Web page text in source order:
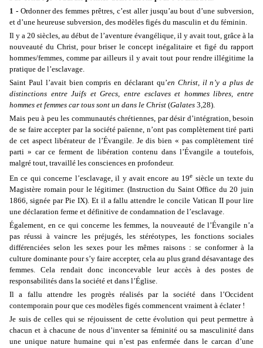
1 - Ordonner des femmes prêtres, c’est aller jusqu’au bout d’une subversion,
et d’une heureuse subversion, des modèles figés du masculin et du féminin.
Il y a 20 siècles, au début de l’aventure évangélique, il y avait tout, grâce à la
nouveauté du Christ, pour briser le concept inégalitaire et figé du rapport
hommes/femmes, comme par ailleurs il y avait tout pour rendre illégitime la
pratique de l’esclavage.
Saint Paul l’avait bien compris en déclarant qu’en Christ, il n’y a plus de
distinctions entre Juifs et Grecs, entre esclaves et hommes libres, entre
hommes et femmes car tous sont un dans le Christ (Galates 3,28).
Mais peu à peu les communautés chrétiennes, par désir d’intégration, besoin
de se faire accepter par la société païenne, n’ont pas complètement tiré parti
de cet aspect libérateur de l’Évangile. Je dis bien « pas complètement tiré
parti » car ce ferment de libération contenu dans l’Évangile a toutefois,
malgré tout, travaillé les consciences en profondeur.
En ce qui concerne l’esclavage, il y avait encore au 19e siècle un texte du
Magistère romain pour le légitimer. (Instruction du Saint Office du 20 juin
1866, signée par Pie IX). Et il a fallu attendre le concile Vatican II pour lire
une déclaration ferme et définitive de condamnation de l’esclavage.
Également, en ce qui concerne les femmes, la nouveauté de l’Évangile n’a
pas réussi à vaincre les préjugés, les stéréotypes, les fonctions sociales
différenciées selon les sexes pour les mêmes raisons : se conformer à la
culture dominante pour s’y faire accepter, cela au plus grand désavantage des
femmes. Cela rendait donc inconcevable leur accès à des postes de
responsabilités dans la société et dans l’Église.
Il a fallu attendre les progrès réalisés par la société dans l’Occident
contemporain pour que ces modèles figés commencent vraiment à éclater !
Je suis de celles qui se réjouissent de cette évolution qui peut permettre à
chacun et à chacune de nous d’inventer sa féminité ou sa masculinité dans
une unique nature humaine qui n’est pas enfermée dans le carcan d’une